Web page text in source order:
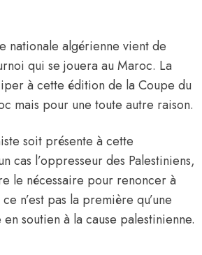
nationale algérienne vient de
qui se jouera au Maroc. La
à cette édition de la Coupe du
mais pour une toute autre raison.
soit présente à cette
cas l’oppresseur des Palestiniens,
le nécessaire pour renoncer à
n’est pas la première qu’une
soutien à la cause palestinienne.